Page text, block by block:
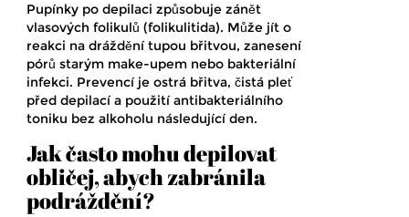
Pupínky po depilaci způsobuje zánět
vlasových folikulů (folikulitida). Může jít o
reakci na dráždění tupou břitvou, zanesení
pórů starým make-upem nebo bakteriální
infekci. Prevencí je ostrá břitva, čistá pleť
před depilací a použití antibakteriálního
toniku bez alkoholu následující den.
Jak často mohu depilovat
obličej, abych zabránila
podráždění?